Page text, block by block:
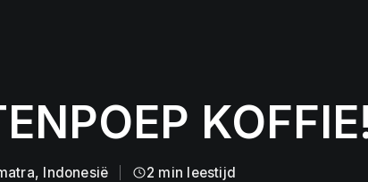
Indonesië 2 min leestijd